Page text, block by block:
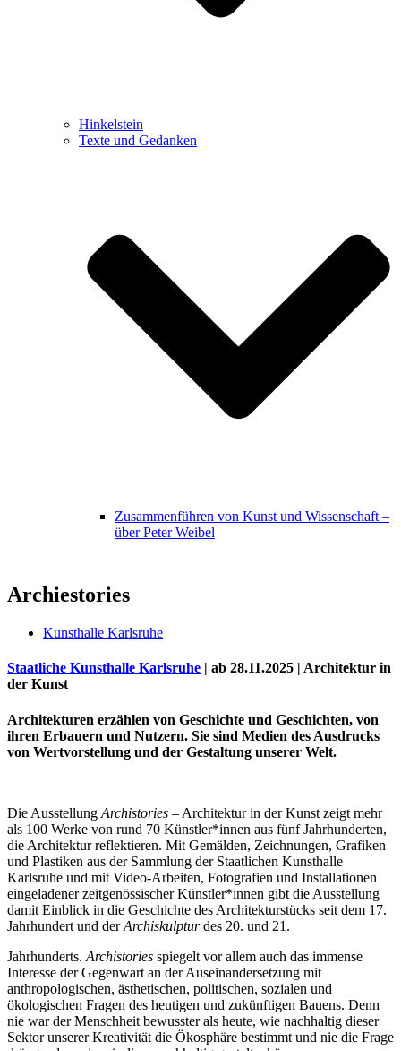
Hinkelstein
Texte und Gedanken
Zusammenführen von Kunst und Wissenschaft –
über Peter Weibel
Uli Rothfuss
Harald Schwiers
Archiestories
Kunsthalle Karlsruhe
Staatliche Kunsthalle Karlsruhe | ab 28.11.2025 | Architektur in
der Kunst
Architekturen erzählen von Geschichte und Geschichten, von
ihren Erbauern und Nutzern. Sie sind Medien des Ausdrucks
von Wertvorstellung und der Gestaltung unserer Welt.
Die Ausstellung Archistories – Architektur in der Kunst zeigt mehr
als 100 Werke von rund 70 Künstler*innen aus fünf Jahrhunderten,
die Architektur reflektieren. Mit Gemälden, Zeichnungen, Grafiken
und Plastiken aus der Sammlung der Staatlichen Kunsthalle
Karlsruhe und mit Video-Arbeiten, Fotografien und Installationen
eingeladener zeitgenössischer Künstler*innen gibt die Ausstellung
damit Einblick in die Geschichte des Architekturstücks seit dem 17.
Jahrhundert und derArchiskulpturdes 20. und 21.
Jahrhunderts. Archistories spiegelt vor allem auch das immense
Interesse der Gegenwart an der Auseinandersetzung mit
anthropologischen, ästhetischen, politischen, sozialen und
ökologischen Fragen des heutigen und zukünftigen Bauens. Denn
nie war der Menschheit bewusster als heute, wie nachhaltig dieser
Sektor unserer Kreativität die Ökosphäre bestimmt und nie die Frage